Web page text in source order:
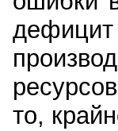
то,